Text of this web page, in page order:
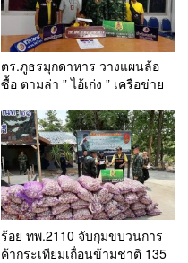
ตร.ภูธรมุกดาหาร วางแผนล้อ
ซื้อ ตามล่า ” ไอ้เก่ง ” เครือข่าย
ร้อย ทพ.2110 จับกุมขบวนการ
ค้ากระเทียมเถื่อนข้ามชาติ 135